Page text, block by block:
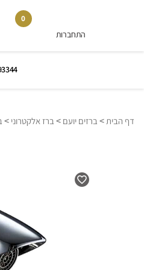
התחברות
0
דף הבית> ברזים יועם > ברז אלקטרוני >